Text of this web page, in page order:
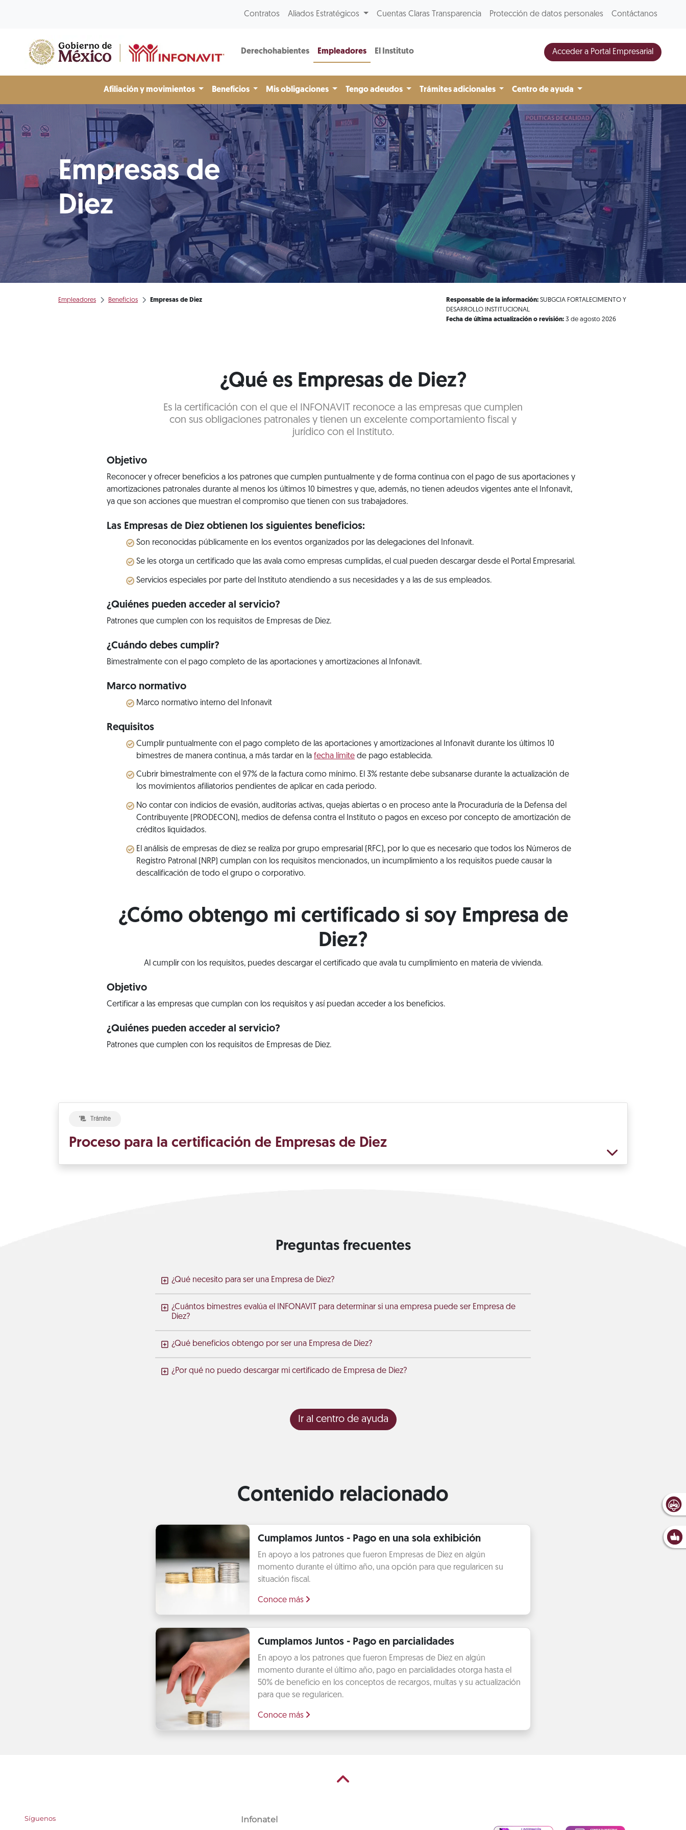
Contratos Aliados Estratégicos Cuentas Claras Transparencia Protección de datos personales Contáctanos
Derechohabientes Empleadores El Instituto Acceder a Portal Empresarial
Afiliación y movimientos Beneficios Mis obligaciones Tengo adeudos Trámites adicionales Centro de ayuda
Empresas de
Diez
Empleadores Beneficios Empresas de Diez Responsable de la información: SUBGCIA FORTALECIMIENTO Y
DESARROLLO INSTITUCIONAL
Fecha de última actualización o revisión: 3 de agosto 2026
¿Qué es Empresas de Diez?
Es la certificación con el que el INFONAVIT reconoce a las empresas que cumplen
con sus obligaciones patronales y tienen un excelente comportamiento fiscal y
jurídico con el Instituto.
Objetivo
Reconocer y ofrecer beneficios a los patrones que cumplen puntualmente y de forma continua con el pago de sus aportaciones y
amortizaciones patronales durante al menos los últimos 10 bimestres y que, además, no tienen adeudos vigentes ante el Infonavit,
ya que son acciones que muestran el compromiso que tienen con sus trabajadores.
Las Empresas de Diez obtienen los siguientes beneficios:
Son reconocidas públicamente en los eventos organizados por las delegaciones del Infonavit.
Se les otorga un certificado que las avala como empresas cumplidas, el cual pueden descargar desde el Portal Empresarial.
Servicios especiales por parte del Instituto atendiendo a sus necesidades y a las de sus empleados.
¿Quiénes pueden acceder al servicio?
Patrones que cumplen con los requisitos de Empresas de Diez.
¿Cuándo debes cumplir?
Bimestralmente con el pago completo de las aportaciones y amortizaciones al Infonavit.
Marco normativo
Marco normativo interno del Infonavit
Requisitos
Cumplir puntualmente con el pago completo de las aportaciones y amortizaciones al Infonavit durante los últimos 10
bimestres de manera continua, a más tardar en la fecha límite de pago establecida.
Cubrir bimestralmente con el 97% de la factura como mínimo. El 3% restante debe subsanarse durante la actualización de
los movimientos afiliatorios pendientes de aplicar en cada periodo.
No contar con indicios de evasión, auditorías activas, quejas abiertas o en proceso ante la Procuraduría de la Defensa del
Contribuyente (PRODECON), medios de defensa contra el Instituto o pagos en exceso por concepto de amortización de
créditos liquidados.
El análisis de empresas de diez se realiza por grupo empresarial (RFC), por lo que es necesario que todos los Números de
Registro Patronal (NRP) cumplan con los requisitos mencionados, un incumplimiento a los requisitos puede causar la
descalificación de todo el grupo o corporativo.
¿Cómo obtengo mi certificado si soy Empresa de
Diez?
Al cumplir con los requisitos, puedes descargar el certificado que avala tu cumplimiento en materia de vivienda.
Objetivo
Certificar a las empresas que cumplan con los requisitos y así puedan acceder a los beneficios.
¿Quiénes pueden acceder al servicio?
Patrones que cumplen con los requisitos de Empresas de Diez.
Trámite
Proceso para la certificación de Empresas de Diez
Preguntas frecuentes
¿Qué necesito para ser una Empresa de Diez?
¿Cuántos bimestres evalúa el INFONAVIT para determinar si una empresa puede ser Empresa de
Diez?
¿Qué beneficios obtengo por ser una Empresa de Diez?
¿Por qué no puedo descargar mi certificado de Empresa de Diez?
Ir al centro de ayuda
Contenido relacionado
Cumplamos Juntos - Pago en una sola exhibición
En apoyo a los patrones que fueron Empresas de Diez en algún
momento durante el último año, una opción para que regularicen su
situación fiscal.
Conoce más
Cumplamos Juntos - Pago en parcialidades
En apoyo a los patrones que fueron Empresas de Diez en algún
momento durante el último año, pago en parcialidades otorga hasta el
50% de beneficio en los conceptos de recargos, multas y su actualización
para que se regularicen.
Conoce más
Síguenos Infonatel